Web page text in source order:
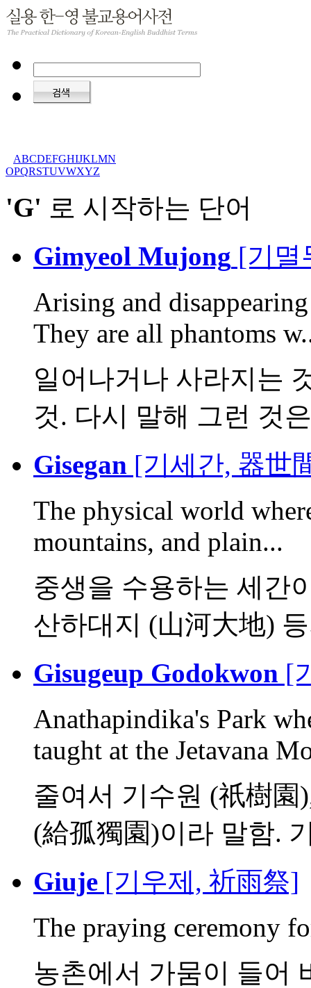
ABCDEFGHIJKLMN
OPQRSTUVWXYZ
'G' 로 시작하는 단어
Gimyeol Mujong [기멸
Arising and
They are all phantoms
일어나거나 사라지는
것. 다시 말해 그런 것
Gisegan [기세간, 器世
The physical world
mountains, and plain...
중생을 수용하는 세간
산하대지 (山河大地)
Gisugeup Godokwon [
Anathapindika's Park
taught at the Jetavana
줄여서 기수원 (祇樹
(給孤獨園)이라 말함.
Giuje [기우제, 祈雨祭]
The praying ceremony
농촌에서 가뭄이 들어